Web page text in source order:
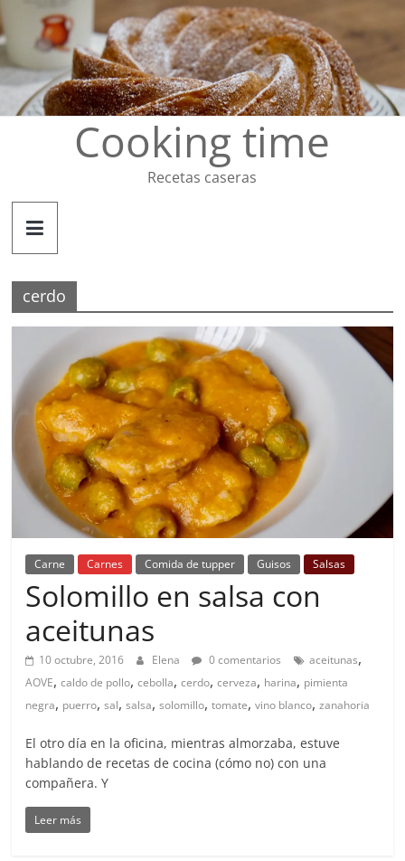
Saltar
al
contenido
Cooking time
Recetas caseras
cerdo
Carne Carnes Comida de tupper Guisos Salsas
Solomillo en salsa con
aceitunas
10 octubre, 2016 Elena 0 comentarios aceitunas,
AOVE,caldo de pollo,cebolla,cerdo,cerveza, harina, pimienta
negra, puerro,sal,salsa,solomillo,tomate,vino blanco,zanahoria
El otro día en la oficina, mientras almorzaba, estuve
hablando de recetas de cocina (cómo no) con una
compañera. Y
Leer más